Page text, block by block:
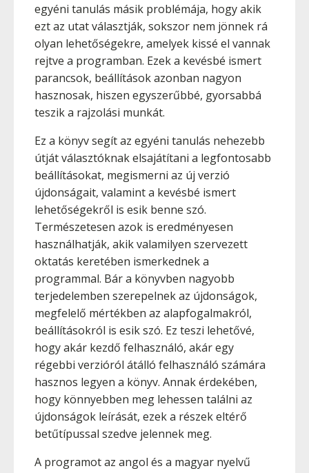
egyéni tanulás másik problémája, hogy akik
ezt az utat választják, sokszor nem jönnek rá
olyan lehetőségekre, amelyek kissé el vannak
rejtve a programban. Ezek a kevésbé ismert
parancsok, beállítások azonban nagyon
hasznosak, hiszen egyszerűbbé, gyorsabbá
teszik a rajzolási munkát.
Ez a könyv segít az egyéni tanulás nehezebb
útját választóknak elsajátítani a legfontosabb
beállításokat, megismerni az új verzió
újdonságait, valamint a kevésbé ismert
lehetőségekről is esik benne szó.
Természetesen azok is eredményesen
használhatják, akik valamilyen szervezett
oktatás keretében ismerkednek a
programmal. Bár a könyvben nagyobb
terjedelemben szerepelnek az újdonságok,
megfelelő mértékben az alapfogalmakról,
beállításokról is esik szó. Ez teszi lehetővé,
hogy akár kezdő felhasználó, akár egy
régebbi verzióról átálló felhasználó számára
hasznos legyen a könyv. Annak érdekében,
hogy könnyebben meg lehessen találni az
újdonságok leírását, ezek a részek eltérő
betűtípussal szedve jelennek meg.
A programot az angol és a magyar nyelvű